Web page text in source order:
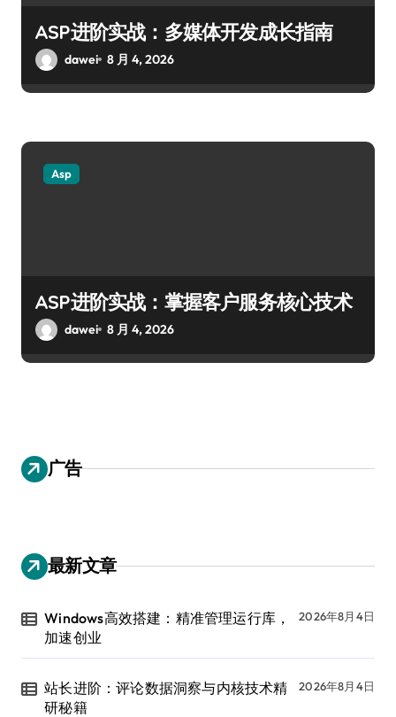
ASP进阶实战：多媒体开发成长指南
dawei 8 月 4, 2026
Asp
ASP进阶实战：掌握客户服务核心技术
dawei 8 月 4, 2026
广告
最新文章
Windows高效搭建：精准管理运行库，
加速创业
2026年8月4日
站长进阶：评论数据洞察与内核技术精
研秘籍
2026年8月4日